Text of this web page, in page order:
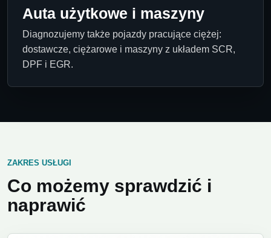
Auta użytkowe i maszyny
Diagnozujemy także pojazdy pracujące ciężej:
dostawcze, ciężarowe i maszyny z układem SCR,
DPF i EGR.
ZAKRES USŁUGI
Co możemy sprawdzić i
naprawić